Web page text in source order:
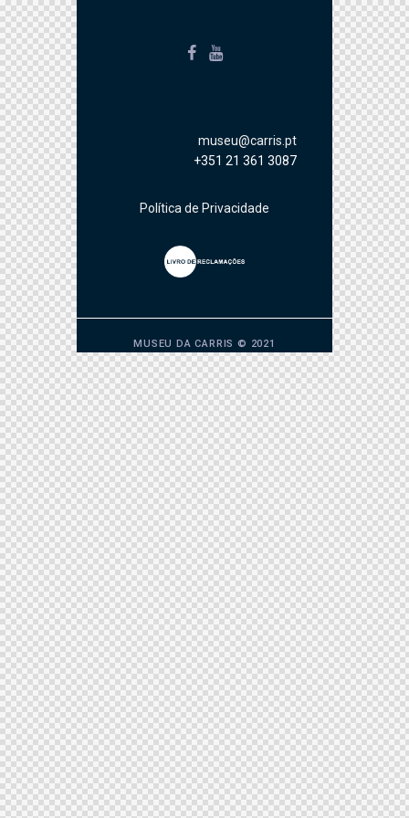
museu@carris.pt
+351 21 361 3087
Política de Privacidade
MUSEU DA CARRIS © 2021